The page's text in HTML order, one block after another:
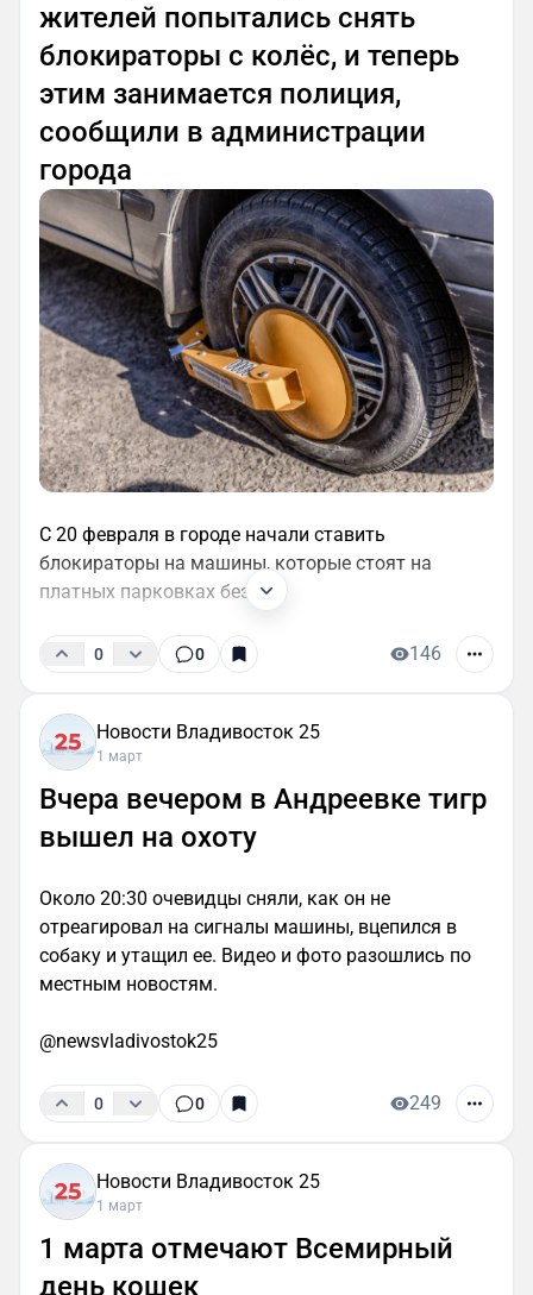
жителей попытались снять
блокираторы с колёс, и теперь
этим занимается полиция,
сообщили в администрации
города
С 20 февраля в городе начали ставить
блокираторы на машины, которые стоят на
платных парковках без...
0 0 146
Новости Владивосток 25
1 март
Вчера вечером в Андреевке тигр
вышел на охоту
Около 20:30 очевидцы сняли, как он не
отреагировал на сигналы машины, вцепился в
собаку и утащил ее. Видео и фото разошлись по
местным новостям.
@newsvladivostok25
0 0 249
Новости Владивосток 25
1 март
1 марта отмечают Всемирный
день кошек